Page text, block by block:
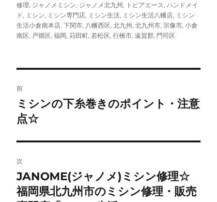
リ
ー
グ
修理, ジャノメミシン, ジャノメ北九州 , トピアエース,ハンドメイ
ド, ミシン, ミシン専門店, ミシン生活, ミシン生活八幡店, ミシン
生活小倉南本店,下関市, 八幡西区,北九州 ,北九州市, 宗像市,小倉
南区, 戸畑区,福岡,苅田町, 若松区,行橋市,遠賀郡, 門司区
稿
ナ
ビ
ゲ
ー
前
前
の
稿:
ミシンの下糸巻きのポイント・注意
点☆
次
次
の
JANOME(ジャノメ)ミシン修理☆
福岡県北九州市のミシン修理・販売